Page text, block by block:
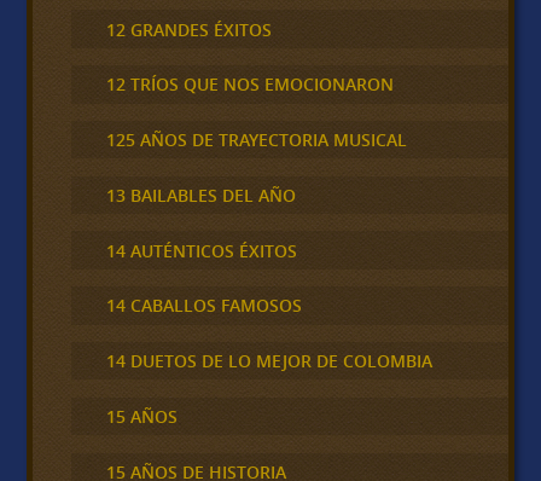
12 GRANDES ÉXITOS
12 TRÍOS QUE NOS EMOCIONARON
125 AÑOS DE TRAYECTORIA MUSICAL
13 BAILABLES DEL AÑO
14 AUTÉNTICOS ÉXITOS
14 CABALLOS FAMOSOS
14 DUETOS DE LO MEJOR DE COLOMBIA
15 AÑOS
15 AÑOS DE HISTORIA